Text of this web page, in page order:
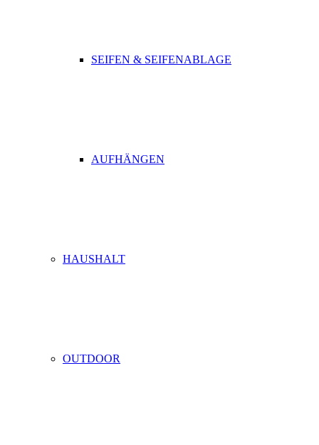
SEIFEN & SEIFENABLAGE
AUFHÄNGEN
HAUSHALT
OUTDOOR